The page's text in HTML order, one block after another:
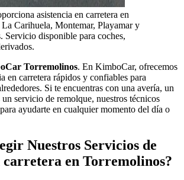
asistencia en carretera en
Carihuela, Montemar, Playamar y
Servicio disponible para coches,
Torremolinos. En KimboCar, ofrecemos
en carretera rápidos y confiables para
Si te encuentras con una avería, un
servicio de remolque, nuestros técnicos
ayudarte en cualquier momento del día o
Nuestros Servicios de
carretera en Torremolinos?